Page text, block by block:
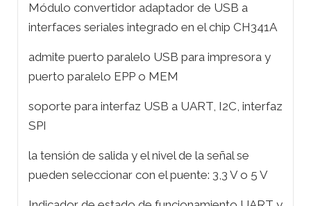
Módulo convertidor adaptador de USB a
interfaces seriales integrado en el chip CH341A
admite puerto paralelo USB para impresora y
puerto paralelo EPP o MEM
soporte para interfaz USB a UART, I2C, interfaz
SPI
la tensión de salida y el nivel de la señal se
pueden seleccionar con el puente: 3,3 V o 5 V